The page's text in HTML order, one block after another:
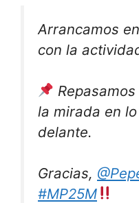
Arrancamos
con la
la mirada en
delante.
Gracias,
#MP25M